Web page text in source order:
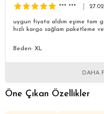
*** ***
uygun fiyata aldım eşime tam
hızlı kargo sağlam paketleme
Beden: XL
DAHA
Öne Çıkan Özellikler